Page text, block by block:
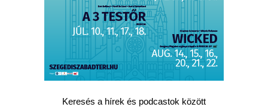
Keresés a hírek és podcastok között